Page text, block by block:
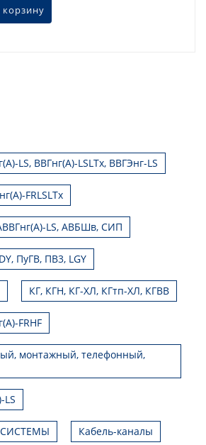
корзину
LS, ВВГнг(А)-LSLTx, ВВГЭнг-LS
FRLSLTx
LS, АВБШв, СИП
ПуГВ, ПВ3, LGY
КГ, КГН, КГ-ХЛ, КГтп-ХЛ, КГВВ
FRHF
монтажный, телефонный,
Кабель-каналы